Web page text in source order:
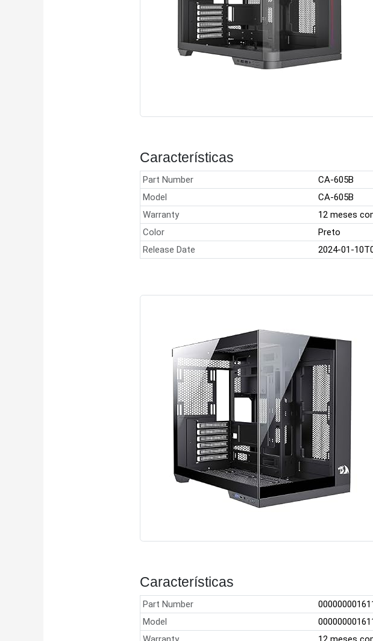
Características
Part Number
CA-605B
Model
CA-605B
Warranty
12 meses
Color
Preto
Release Date
2024-01-
Características
Part Number
Model